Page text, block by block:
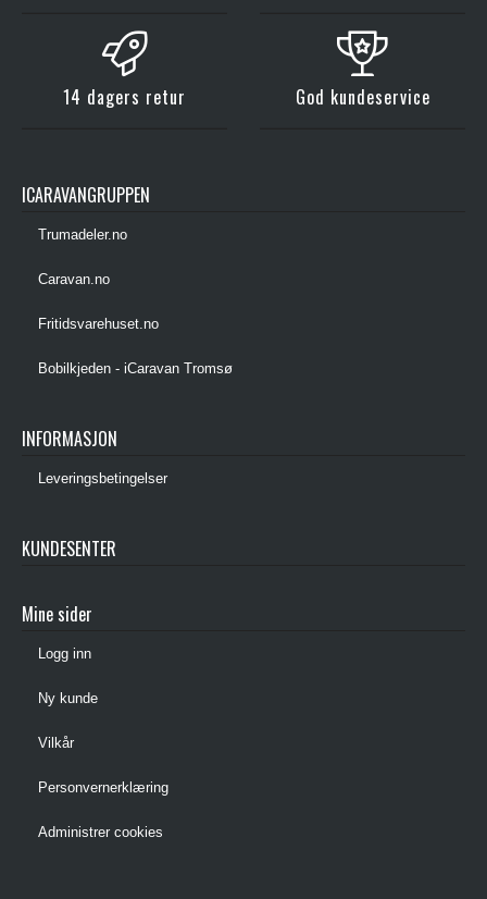
14 dagers retur God kundeservice
ICARAVANGRUPPEN
Trumadeler.no
Caravan.no
Fritidsvarehuset.no
Bobilkjeden - iCaravan Tromsø
INFORMASJON
Leveringsbetingelser
KUNDESENTER
Mine sider
Logg inn
Ny kunde
Vilkår
Personvernerklæring
Administrer cookies